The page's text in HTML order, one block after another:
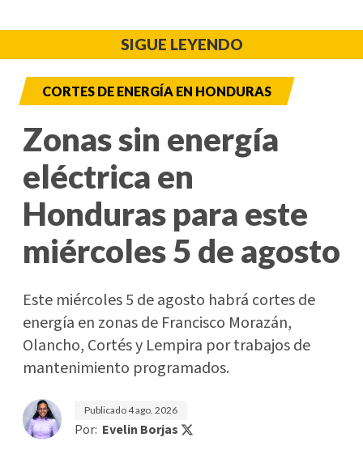
SIGUE LEYENDO
CORTES DE ENERGÍA EN HONDURAS
Zonas sin energía
eléctrica en
Honduras para este
miércoles 5 de agosto
Este miércoles 5 de agosto habrá cortes de
energía en zonas de Francisco Morazán,
Olancho, Cortés y Lempira por trabajos de
mantenimiento programados.
Publicado4 ago. 2026
Por: Evelin Borjas